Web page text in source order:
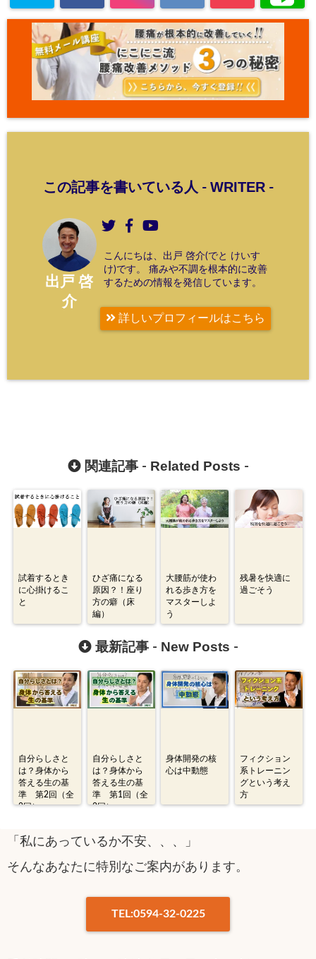
この記事を書いている人 - WRITER-
出戸 啓
介
こんにちは、出戸 啓介(でと けいす
け)です。 痛みや不調を根本的に改善
するための情報を発信しています。
詳しいプロフィールはこちら
関連記事 - Related Posts -
試着するとき
に心掛けるこ
と
ひざ痛になる
原因？！座り
方の癖（床
編）
大腰筋が使わ
れる歩き方を
マスターしよ
う
残暑を快適に
過ごそう
最新記事 - New Posts -
自分らしさと
は？身体から
答える生の基
準 第2回（全
2回）
自分らしさと
は？身体から
答える生の基
準 第1回（全
2回）
身体開発の核
心は中動態
フィクション
系トレーニン
グという考え
方
「私にあっているか不安、、、」
そんなあなたに特別なご案内があります。
TEL:0594-32-0225